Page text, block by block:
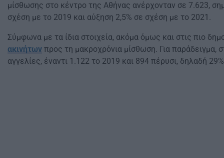
μίσθωσης στο κέντρο της Αθήνας ανέρχονταν σε 7.623,
σχέση με το 2019 και αύξηση 2,5% σε σχέση με το 2021.
Σύμφωνα με τα ίδια στοιχεία, ακόμα όμως και στις πιο
ακινήτων προς τη μακροχρόνια μίσθωση. Για παράδειγμα,
αγγελίες, έναντι 1.122 το 2019 και 894 πέρυσι, δηλαδή